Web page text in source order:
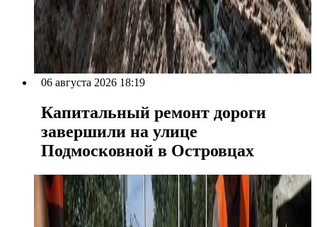
06 августа 2026 18:19
Капитальный ремонт дороги
завершили на улице
Подмосковной в Островцах